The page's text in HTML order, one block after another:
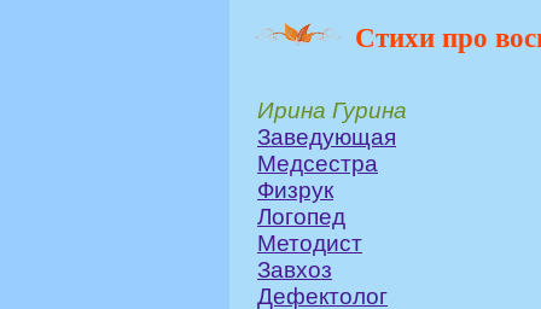
Cтихи про
Ирина Гурина
Заведующая
Медсестра
Физрук
Логопед
Методист
Завхоз
Дефектолог